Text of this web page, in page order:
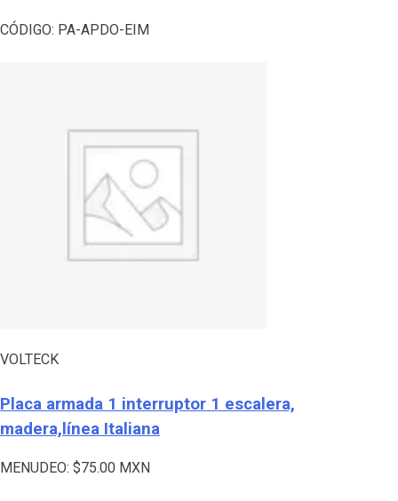
CÓDIGO: PA-APDO-EIM
VOLTECK
Placa armada 1 interruptor 1 escalera,
madera,línea Italiana
MENUDEO: $75.00 MXN